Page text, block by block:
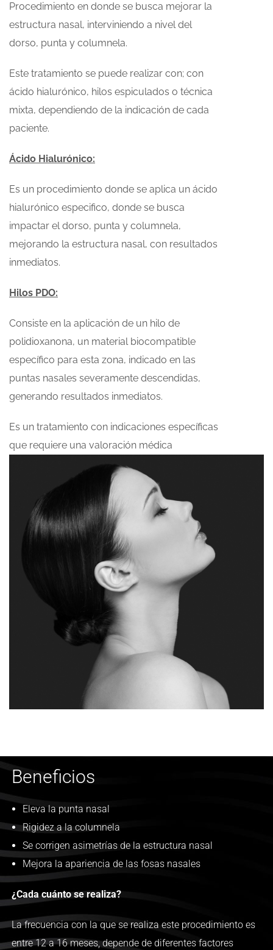
Procedimiento en donde se busca mejorar la
estructura nasal, interviniendo a nivel del
dorso, punta y columnela.
Este tratamiento se puede realizar con; con
ácido hialurónico, hilos espiculados o técnica
mixta, dependiendo de la indicación de cada
paciente.
Ácido Hialurónico:
Es un procedimiento donde se aplica un ácido
hialurónico especifico, donde se busca
impactar el dorso, punta y columnela,
mejorando la estructura nasal, con resultados
inmediatos.
Hilos PDO:
Consiste en la aplicación de un hilo de
polidioxanona, un material biocompatible
específico para esta zona, indicado en las
puntas nasales severamente descendidas,
generando resultados inmediatos.
Es un tratamiento con indicaciones específicas
que requiere una valoración médica
Beneficios
Eleva la punta nasal
Rigidez a la columnela
Se corrigen asimetrías de la estructura nasal
Mejora la apariencia de las fosas nasales
¿Cada cuánto se realiza?
La frecuencia con la que se realiza este procedimiento es
entre 12 a 16 meses, depende de diferentes factores